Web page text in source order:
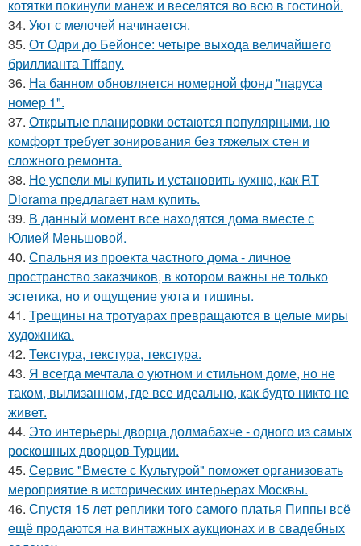
котятки покинули манеж и веселятся во всю в гостиной.
34. Уют с мелочей начинается.
35. От Одри до Бейонсе: четыре выхода величайшего
бриллианта Tiffany.
36. На банном обновляется номерной фонд "паруса
номер 1".
37. Открытые планировки остаются популярными, но
комфорт требует зонирования без тяжелых стен и
сложного ремонта.
38. Не успели мы купить и установить кухню, как RT
Diorama предлагает нам купить.
39. В данный момент все находятся дома вместе с
Юлией Меньшовой.
40. Спальня из проекта частного дома - личное
пространство заказчиков, в котором важны не только
эстетика, но и ощущение уюта и тишины.
41. Трещины на тротуарах превращаются в целые миры
художника.
42. Текстура, текстура, текстура.
43. Я всегда мечтала о уютном и стильном доме, но не
таком, вылизанном, где все идеально, как будто никто не
живет.
44. Это интерьеры дворца долмабахче - одного из самых
роскошных дворцов Турции.
45. Сервис "Вместе с Культурой" поможет организовать
мероприятие в исторических интерьерах Москвы.
46. Спустя 15 лет реплики того самого платья Пиппы всё
ещё продаются на винтажных аукционах и в свадебных